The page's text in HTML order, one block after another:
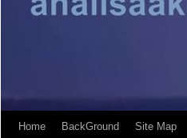
Home BackGround Site Map